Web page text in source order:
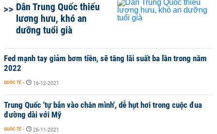
Dân Trung Quốc thiếu
lương hưu, khó an
dưỡng tuổi già
Fed mạnh tay giảm bơm tiền, sẽ tăng lãi suất ba lần trong năm
2022
QUỐC TẾ - 16-12-2021
Trung Quốc 'tự bắn vào chân mình', dễ hụt hơi trong cuộc đua
đường dài với Mỹ
QUỐC TẾ - 26-11-2021